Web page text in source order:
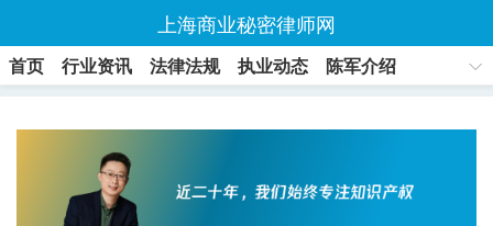
上海商业秘密律师网
首页 行业资讯 法律法规 执业动态
陈军介绍